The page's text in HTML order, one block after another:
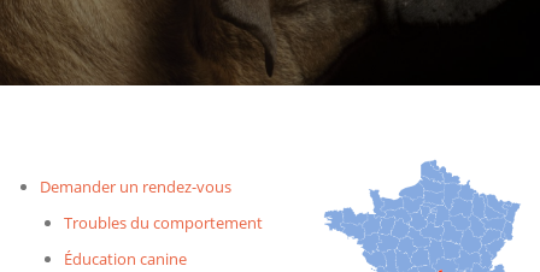
Demander un rendez-vous
Troubles du comportement
Éducation canine